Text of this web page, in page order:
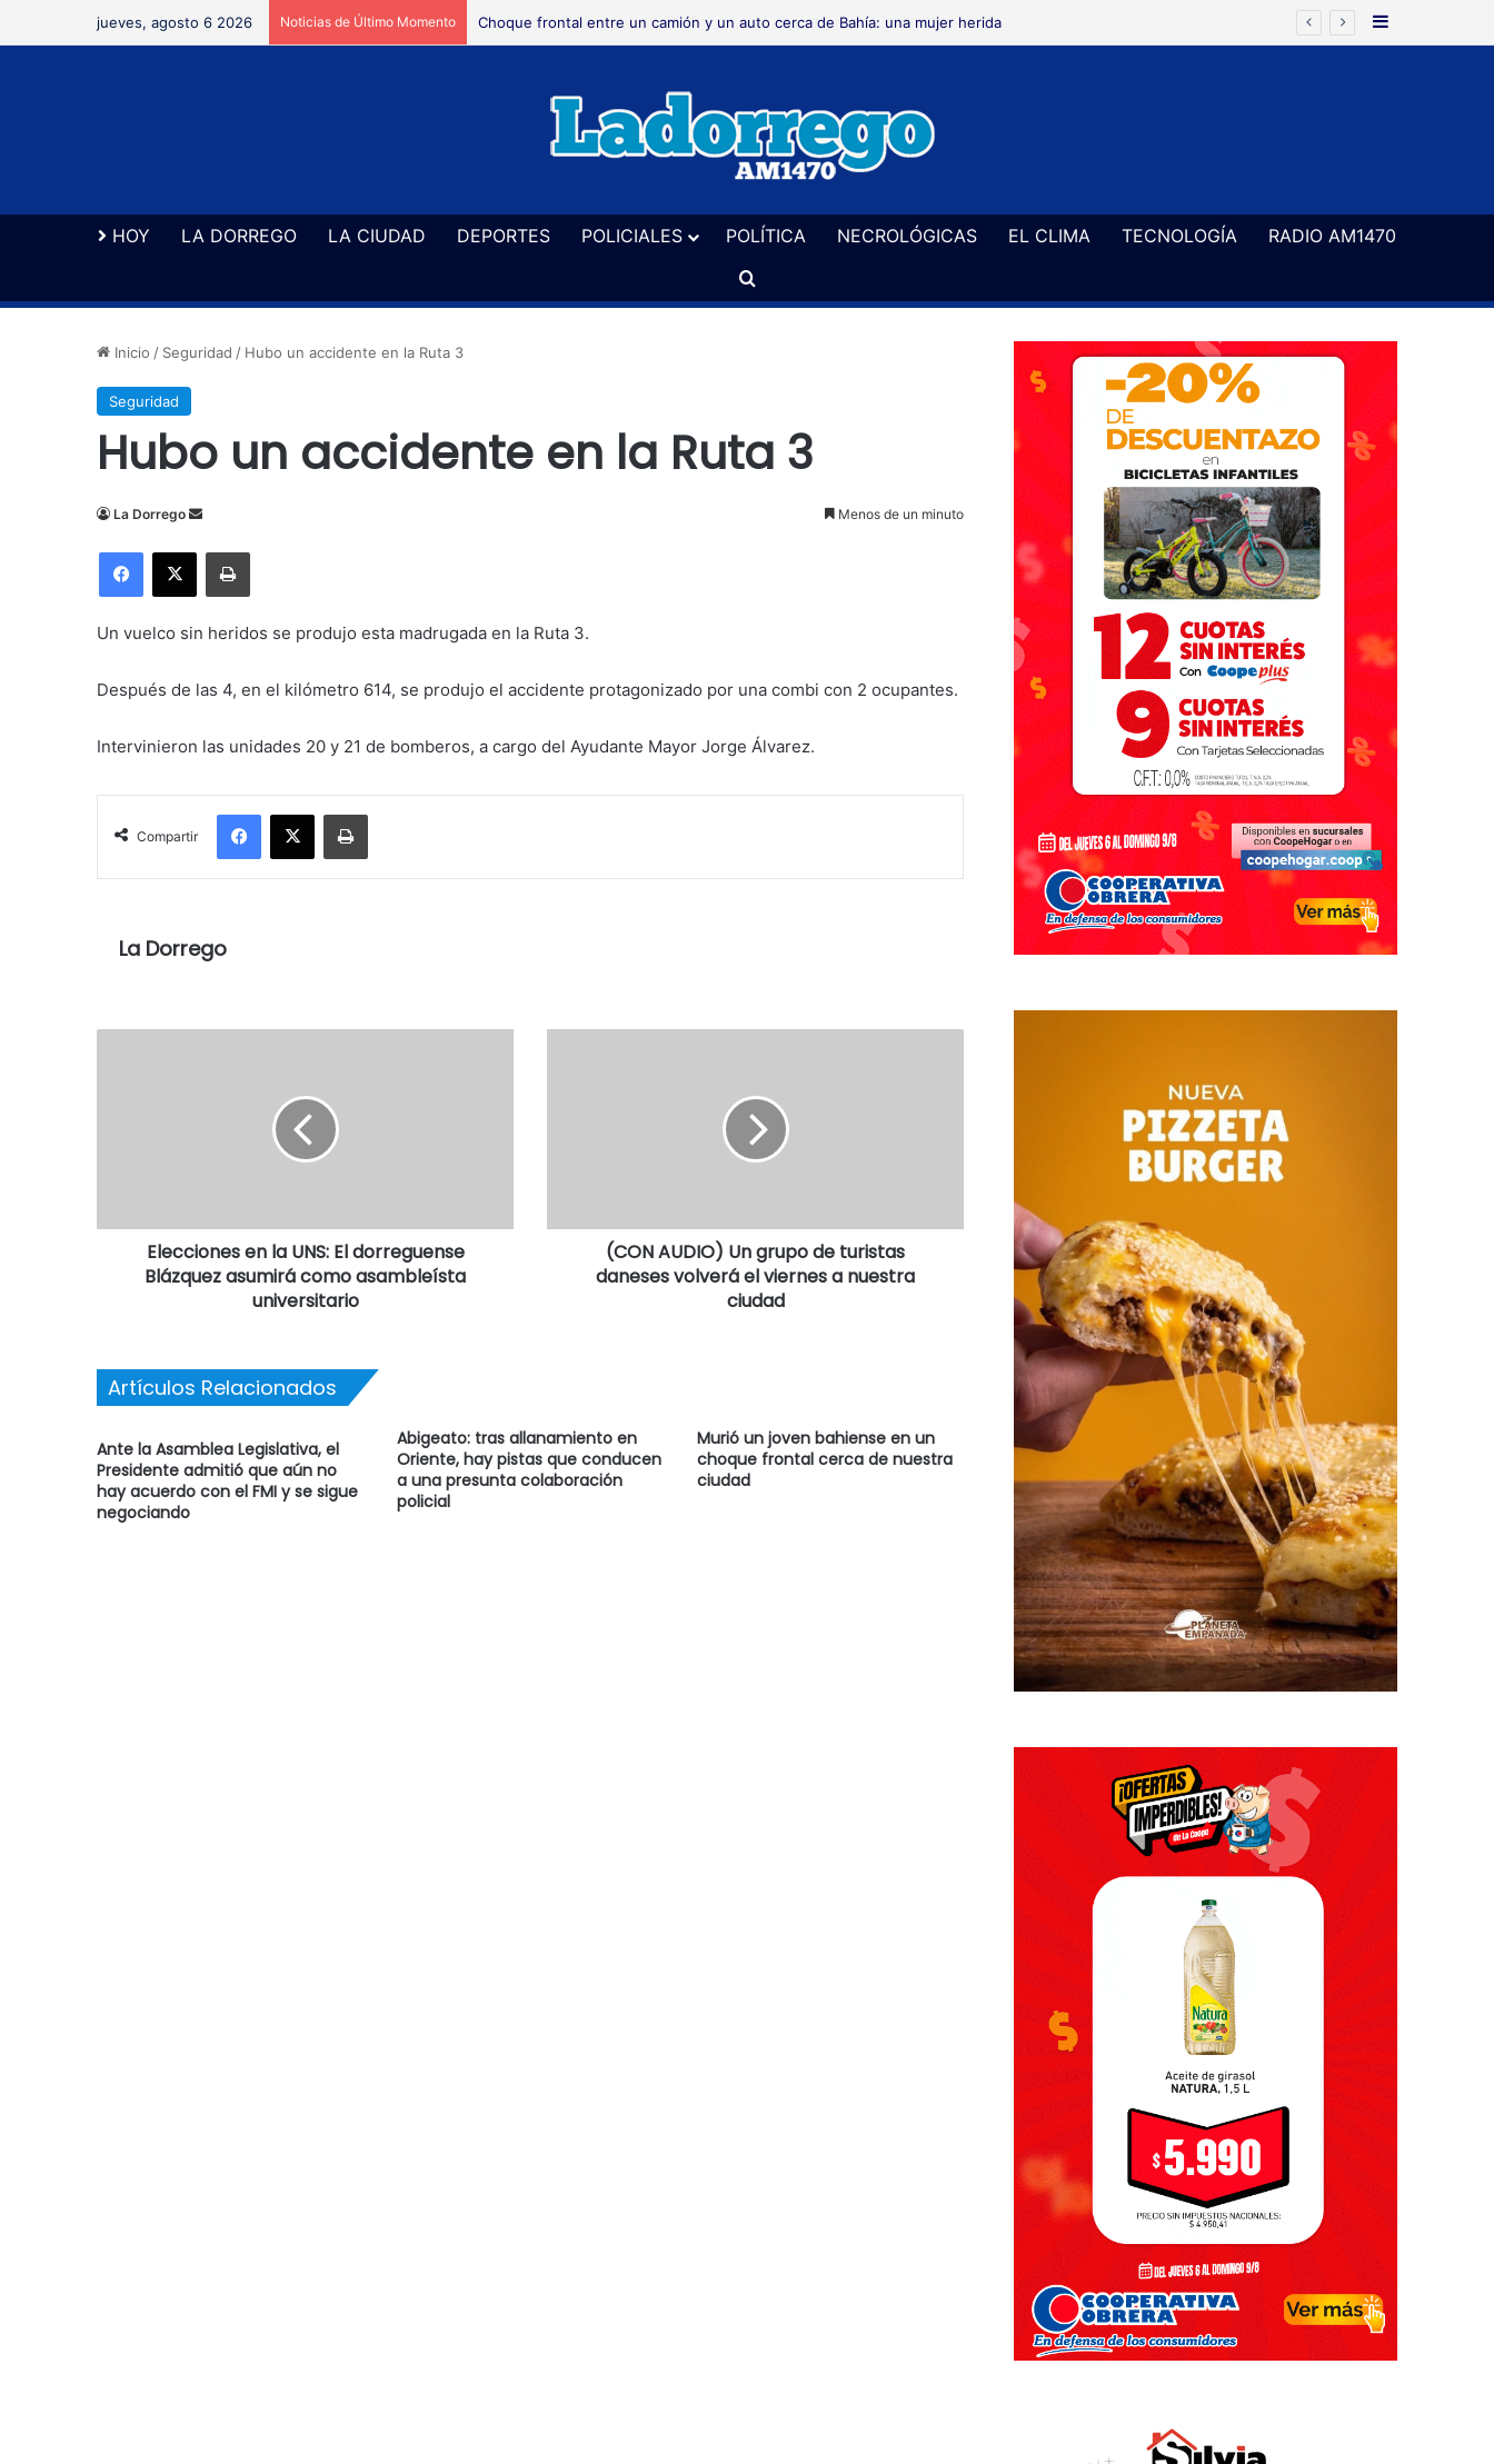
jueves, agosto 6 2026 Noticias de Último Momento Choque frontal entre un camión y un auto cerca de Bahía: una mujer herida Barra Lateral
HOY LA DORREGO LA CIUDAD DEPORTES POLICIALES POLÍTICA NECROLÓGICAS EL CLIMA TECNOLOGÍA
RADIO AM1470
Buscar
Inicio / Seguridad / Hubo un accidente en la Ruta 3
Seguridad
Hubo un accidente en la Ruta 3
La Dorrego
Send
email
Menos de un minuto
Facebook
X Imprimir
Un vuelco sin heridos se produjo esta madrugada en la Ruta 3.
Después de las 4, en el kilómetro 614, se produjo el accidente protagonizado por una combi con 2 ocupantes.
Intervinieron las unidades 20 y 21 de bomberos, a cargo del Ayudante Mayor Jorge Álvarez.
Compartir
Facebook
X Imprimir
La Dorrego
Elecciones en la UNS: El dorreguense
Blázquez asumirá como asambleísta
universitario
(CON AUDIO) Un grupo de turistas
daneses volverá el viernes a nuestra
ciudad
Artículos Relacionados
Ante la Asamblea Legislativa, el
Presidente admitió que aún no
hay acuerdo con el FMI y se sigue
negociando
Abigeato: tras allanamiento en
Oriente, hay pistas que conducen
a una presunta colaboración
policial
Murió un joven bahiense en un
choque frontal cerca de nuestra
ciudad